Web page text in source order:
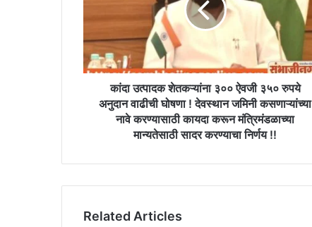
रुपये
अनुदान
वाढीची
कायदा
मंत्रिमंडळाच्या
कांदा उत्पादक शेतकऱ्यांना ३०० ऐवजी ३५० रुपये
अनुदान वाढीची घोषणा ! देवस्थान जमिनी कसणाऱ्यांच्या
नावे करण्यासाठी कायदा करून मंत्रिमंडळाच्या
मान्यतेसाठी सादर करण्याचा निर्णय !!
Related Articles